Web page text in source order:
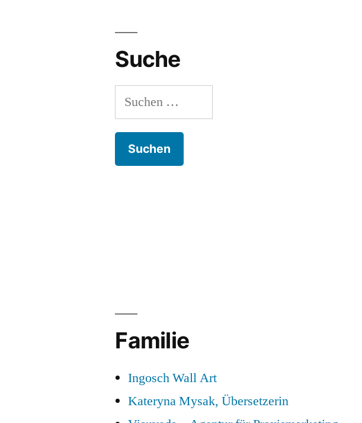
Suche
Suchen
nach:
Familie
Ingosch Wall Art
Kateryna Mysak, Übersetzerin